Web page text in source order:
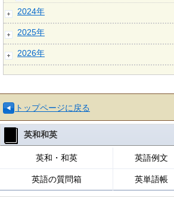
2024年
2025年
2026年
トップページに戻る
英和和英
英和・和英 英語例文
英語の質問箱 英単語帳